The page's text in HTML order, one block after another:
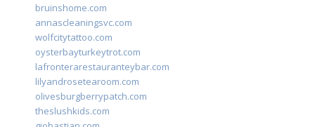
bruinshome.com
annascleaningsvc.com
wolfcitytattoo.com
oysterbayturkeytrot.com
lafronterarestauranteybar.com
lilyandrosetearoom.com
olivesburgberrypatch.com
theslushkids.com